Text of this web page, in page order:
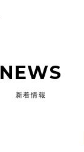
NEWS
新着情報